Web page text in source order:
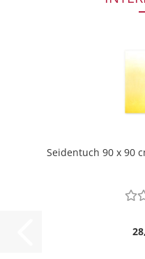
Seidentuch 90 x 90